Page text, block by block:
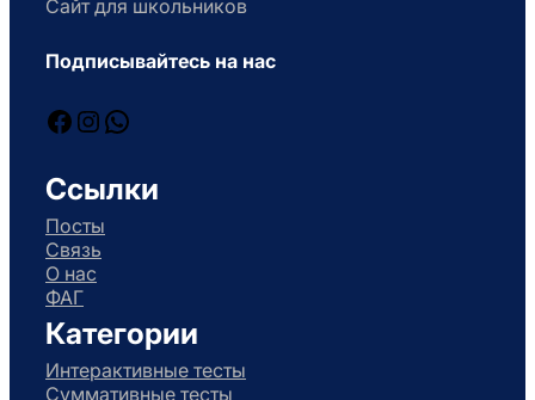
Сайт для школьников
Подписывайтесь на нас
Facebook
Instagram
WhatsApp
Ссылки
Посты
Связь
О нас
ФАГ
Категории
Интерактивные тесты
Суммативные тесты